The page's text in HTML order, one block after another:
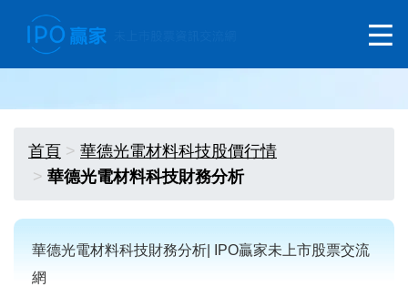
首頁
華德光電材料科技股價行情
華德光電材料科技財務分析
華德光電材料科技財務分析| IPO贏家未上市股票交流
網